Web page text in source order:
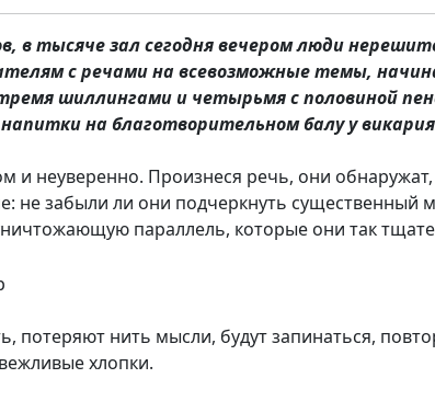
в тысяче зал сегодня вечером люди
с речами на всевозможные темы,
шиллингами и четырьмя с половиной
на благотворительном балу у
и неуверенно. Произнеся речь, они
не забыли ли они подчеркнуть существенный
параллель, которые они так
потеряют нить мысли, будут запинаться,
хлопки.